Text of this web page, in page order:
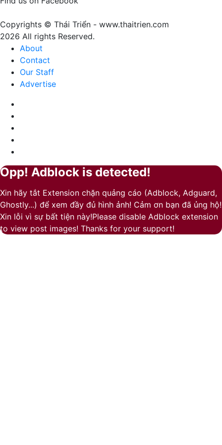
sự
nhã
nhặn
Copyrights © Thái Triển - www.thaitrien.com
2026 All rights Reserved.
About
Contact
Our Staff
Advertise
Back
top
button
Close
Opp! Adblock is detected!
Xin hãy tắt Extension chặn quảng cáo (Adblock, Adguard,
Ghostly...) để xem đầy đủ hình ảnh! Cảm ơn bạn đã ủng hộ!
Xin lỗi vì sự bất tiện này!Please disable Adblock extension
to view post images! Thanks for your support!